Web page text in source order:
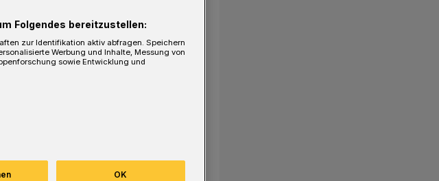
Folgendes bereitzustellen:
zur Identifikation aktiv abfragen. Speichern
Werbung und Inhalte, Messung von
sowie Entwicklung und
OK